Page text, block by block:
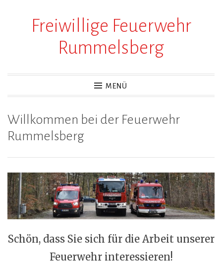
Freiwillige Feuerwehr
Rummelsberg
MENÜ
Willkommen bei der Feuerwehr
Rummelsberg
Schön, dass Sie sich für die Arbeit unserer
Feuerwehr interessieren!